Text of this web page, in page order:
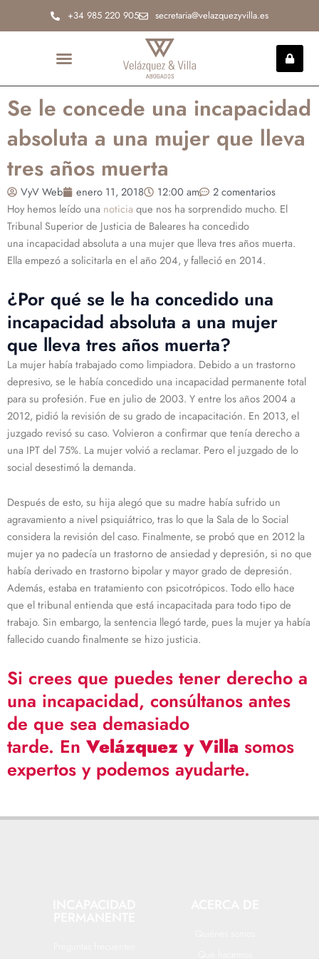
+34 985 220 905 secretaria@velazquezyvilla.es
Se le concede una incapacidad
absoluta a una mujer que lleva
tres años muerta
VyV Web enero 11, 2018 12:00 am
2 comentarios
Hoy hemos leído una noticia que nos ha sorprendido mucho. El
Tribunal Superior de Justicia de Baleares ha concedido
una incapacidad absoluta a una mujer que lleva tres años muerta.
Ella empezó a solicitarla en el año 204, y falleció en 2014.
¿Por qué se le ha concedido una
incapacidad absoluta a una mujer
que lleva tres años muerta?
La mujer había trabajado como limpiadora. Debido a un trastorno
depresivo, se le había concedido una incapacidad permanente total
para su profesión. Fue en julio de 2003. Y entre los años 2004 a
2012, pidió la revisión de su grado de incapacitación. En 2013, el
juzgado revisó su caso. Volvieron a confirmar que tenía derecho a
una IPT del 75%. La mujer volvió a reclamar. Pero el juzgado de lo
social desestimó la demanda.
Después de esto, su hija alegó que su madre había sufrido un
agravamiento a nivel psiquiátrico, tras lo que la Sala de lo Social
considera la revisión del caso. Finalmente, se probó que en 2012 la
mujer ya no padecía un trastorno de ansiedad y depresión, si no que
había derivado en trastorno bipolar y mayor grado de depresión.
Además, estaba en tratamiento con psicotrópicos. Todo ello hace
que el tribunal entienda que está incapacitada para todo tipo de
trabajo. Sin embargo, la sentencia llegó tarde, pues la mujer ya había
fallecido cuando finalmente se hizo justicia.
Si crees que puedes tener derecho a
una incapacidad, consúltanos antes
de que sea demasiado
tarde. En Velázquez y Villa somos
expertos y podemos ayudarte.